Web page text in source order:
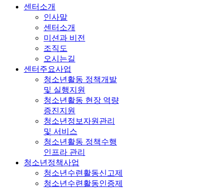
센터소개
인사말
센터소개
미션과 비전
조직도
오시는길
센터주요사업
청소년활동 정책개발
및 실행지원
청소년활동 현장 역량
증진지원
청소년정보자원관리
및 서비스
청소년활동 정책수행
인프라 관리
청소년정책사업
청소년수련활동신고제
청소년수련활동인증제